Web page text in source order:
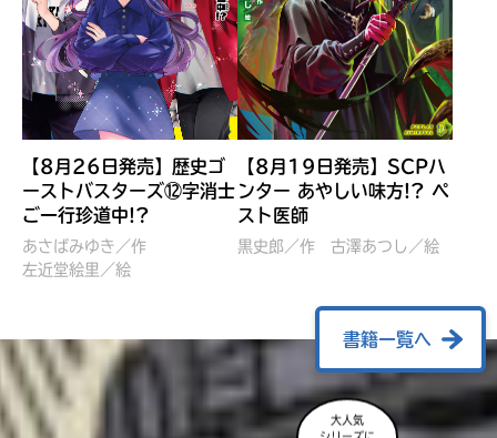
ぼくたちのマインクラフト
冒険記 エンチャント剣
VS暴走モブ
営委員会／協力
レッツゴー！まいぜんシス
ターズ とつぜん、王様に
佐久間さのすけ／絵
【8月26日発売】歴史ゴ
ーストバスターズ⑫字消士
ご一行珍道中!?
あさばみゆき／作
左近堂絵里／絵
【8月19日発売】SCPハ
ンター あやしい味方!? ペ
スト医師
黒史郎／作 古澤あつし／絵
書籍一覧へ
大人気